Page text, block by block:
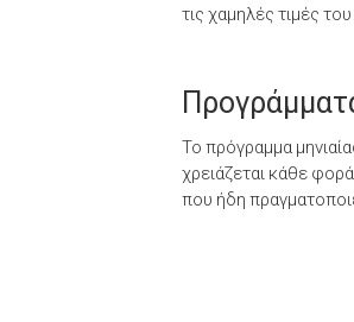
τις χαμηλές τιμές
Το πρόγραμμα
χρειάζεται κάθε
που ήδη